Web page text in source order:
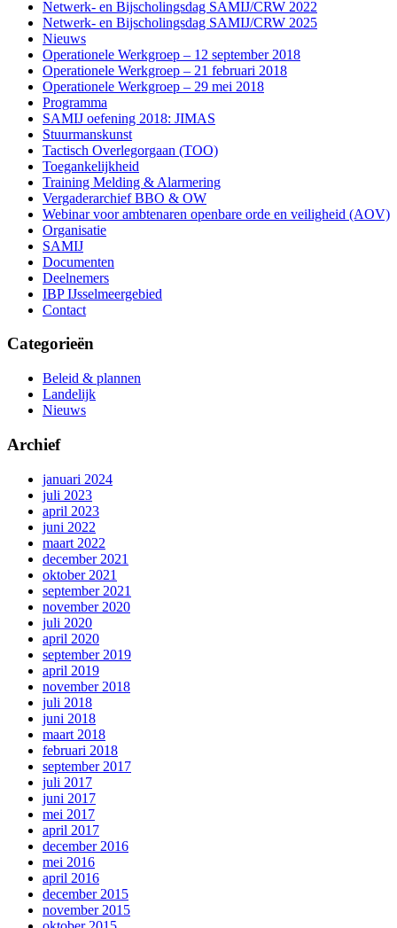
Netwerk- en Bijscholingsdag SAMIJ/CRW 2022
Netwerk- en Bijscholingsdag SAMIJ/CRW 2025
Nieuws
Operationele Werkgroep – 12 september 2018
Operationele Werkgroep – 21 februari 2018
Operationele Werkgroep – 29 mei 2018
Programma
SAMIJ oefening 2018: JIMAS
Stuurmanskunst
Tactisch Overlegorgaan (TOO)
Toegankelijkheid
Training Melding & Alarmering
Vergaderarchief BBO & OW
Webinar voor ambtenaren openbare orde en veiligheid (AOV)
Organisatie
SAMIJ
Documenten
Deelnemers
IBP IJsselmeergebied
Contact
Categorieën
Beleid & plannen
Landelijk
Nieuws
Archief
januari 2024
juli 2023
april 2023
juni 2022
maart 2022
december 2021
oktober 2021
september 2021
november 2020
juli 2020
april 2020
september 2019
april 2019
november 2018
juli 2018
juni 2018
maart 2018
februari 2018
september 2017
juli 2017
juni 2017
mei 2017
april 2017
december 2016
mei 2016
april 2016
december 2015
november 2015